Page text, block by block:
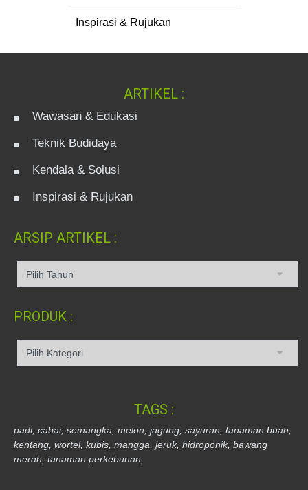
Inspirasi & Rujukan
ARTIKEL :
Wawasan & Edukasi
Teknik Budidaya
Kendala & Solusi
Inspirasi & Rujukan
ARSIP ARTIKEL :
PRODUK :
TAGS :
padi, cabai, semangka, melon, jagung, sayuran, tanaman buah,
kentang, wortel, kubis, mangga, jeruk, hidroponik, bawang
merah, tanaman perkebunan,